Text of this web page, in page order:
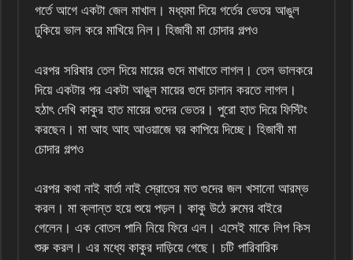
গর্তে আগে একটা জেল মাখাল। মধ্যমা দিয়ে গর্তের ভেতর আঙুল
ঢুকিয়ে ভাল করে মাখিয়ে নিল। হিজাবী মা চোদার গল্পও
এরপর সরিষার তেল দিয়ে মায়ের গুদে মাখাতে লাগল। তেল ভালকরে
দিয়ে একটার পর একটা আঙুল মায়ের গুদে চালান করতে লাগল।
হঠাৎ দেখি কাকুর হাত মায়ের গুদের ভেতর। পুরো হাত দিয়ে ফিস্টিং
করছেন। মা আহ আহ আওয়াজে ঘর কাপিয়ে দিচ্ছে। হিজাবী মা
চোদার গল্পও
এরপর কথা নাই বার্তা‌ নাই স্রোতের মত গুদের জল খসানো আরম্ভ
করল। মা ক্লান্ত হয়ে শুয়ে পড়ল। কাকু উঠে রুমের বাইরে
গেলেন। এক বোতল পানি নিয়ে ফিরে এল। এসেই মাকে লিপ কিস
শুরু করল। এর মধ্যে কাকুর দাড়িয়ে গেছে। চটি পারিবারিক